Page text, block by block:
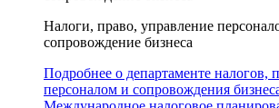
Налоги, право, управление
сопровождение бизнеса
Подробнее о департаменте налогов,
персоналом и сопровождения